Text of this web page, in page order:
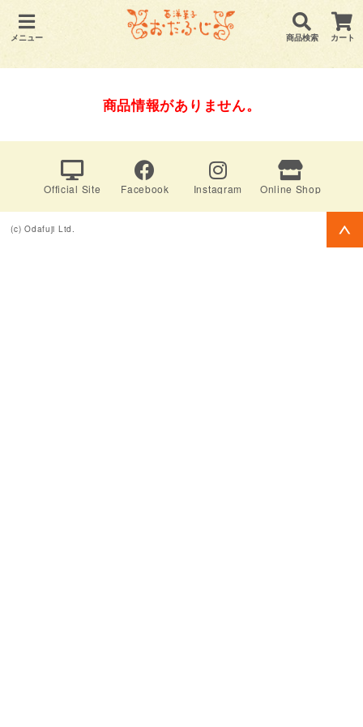
メニュー 商品検索 カート
商品情報がありません。
Official Site Facebook Instagram Online Shop
(c) Odafuji Ltd.